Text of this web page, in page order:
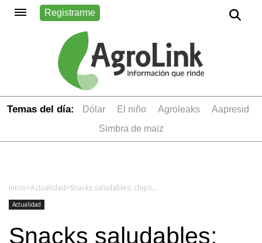
Registrarme
Temas del día: dólar el niño Agroleaks
aapresid
simbra de maiz
Inicio>Actualidad> Snacks saludables: chips con papas andinas
Actualidad
Snacks saludables: